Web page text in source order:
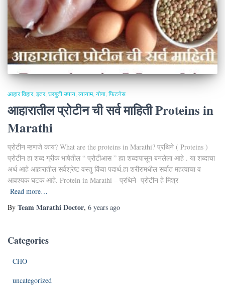
आहार विहार इतर घरगुती उपाय व्यायाम, योगा, फिटनेस
आहारातील प्रोटीन ची सर्व माहिती Proteins in
Marathi
प्रोटीन म्हणजे काय? What are the proteins in Marathi? प्रथिने ( Proteins )
प्रोटीन हा शब्द ग्रीक भाषेतील “ प्रोटीआस ” ह्या शब्दापासून बनलेला आहे . या शब्दाचा
अर्थ आहे आहारातील सर्वश्रेष्ट वस्तु किंवा पदार्थ.हा शरीरामधील सर्वात महत्वाचा व
आवश्यक घटक आहे. Protein in Marathi – प्रथिने- प्रोटीन हे मिश्र
Read more…
By Team Marathi Doctor, 6 years ago
Categories
CHO
uncategorized